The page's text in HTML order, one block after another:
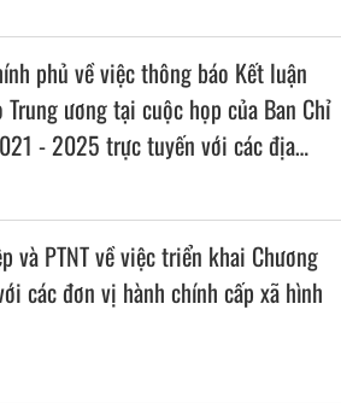
phủ về việc thông báo Kết luận
ương tại cuộc họp của Ban Chỉ
- 2025 trực tuyến với các địa
kết các chương trình mục tiêu
và PTNT về việc triển khai Chương
các đơn vị hành chính cấp xã hình